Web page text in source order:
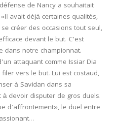
de Nancy a souhaitait
avait déjà certaines qualités,
créer des occasions tout seul,
devant le but. C’est
dans notre championnat.
attaquant comme Issiar Dia
vers le but. Lui est costaud,
à Savidan dans sa
à devoir disputer de gros duels.
d’affrontement», le duel entre